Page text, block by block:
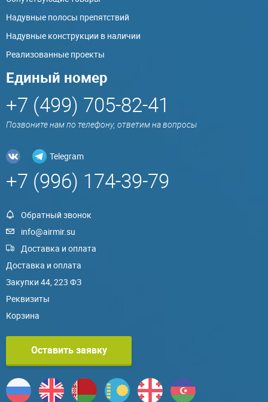
Надувные полосы препятствий
Надувные конструкции в наличии
Реализованные проекты
Единый номер
+7 (499) 705-82-41
Позвоните нам по телефону, ответим на вопросы
Telegram
+7 (996) 174-39-79
Обратный звонок
info@airmir.su
Доставка и оплата
Доставка и оплата
Закупки 44, 223 ФЗ
Реквизиты
Корзина
Оставить заявку